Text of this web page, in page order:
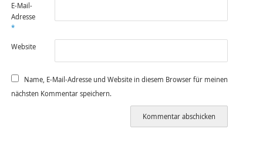
E-Mail-
Adresse
*
Website
Name, E-Mail-Adresse und Website in diesem Browser für meinen
nächsten Kommentar speichern.